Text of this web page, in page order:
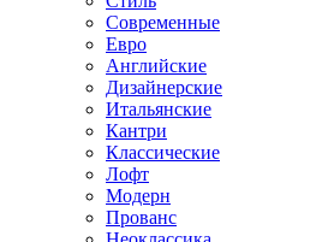
Современные
Евро
Английские
Дизайнерские
Итальянские
Кантри
Классические
Лофт
Модерн
Прованс